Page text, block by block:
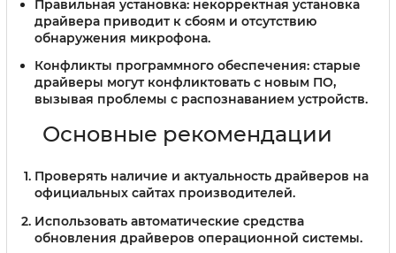
Правильная установка: некорректная установка
драйвера приводит к сбоям и отсутствию
обнаружения микрофона.
Конфликты программного обеспечения: старые
драйверы могут конфликтовать с новым ПО,
вызывая проблемы с распознаванием устройств.
Основные рекомендации
Проверять наличие и актуальность драйверов на
официальных сайтах производителей.
Использовать автоматические средства
обновления драйверов операционной системы.